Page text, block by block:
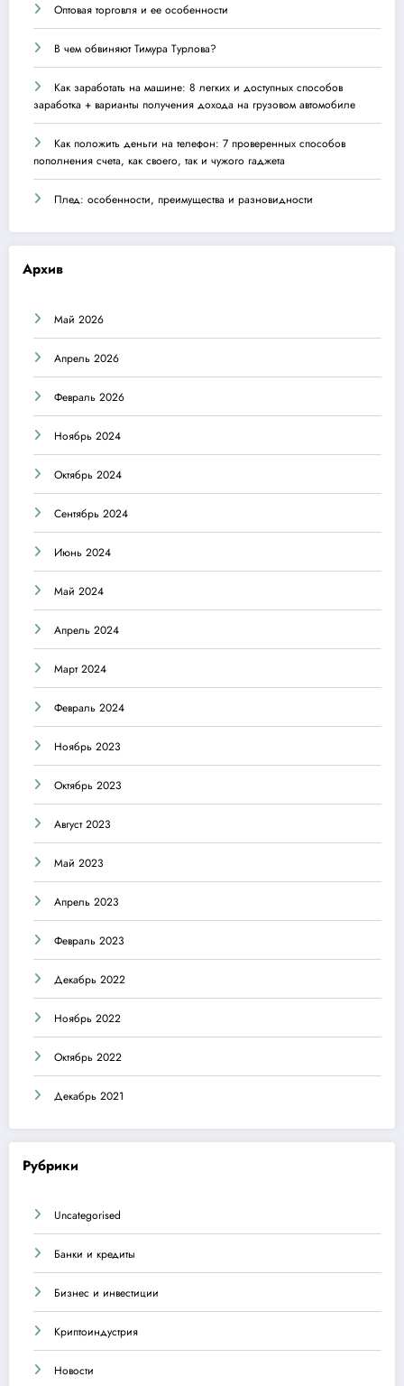
Оптовая торговля и ее особенности
В чем обвиняют Тимура Турлова?
Как заработать на машине: 8 легких и доступных способов
заработка + варианты получения дохода на грузовом автомобиле
Как положить деньги на телефон: 7 проверенных способов
пополнения счета, как своего, так и чужого гаджета
Плед: особенности, преимущества и разновидности
Архив
Май 2026
Апрель 2026
Февраль 2026
Ноябрь 2024
Октябрь 2024
Сентябрь 2024
Июнь 2024
Май 2024
Апрель 2024
Март 2024
Февраль 2024
Ноябрь 2023
Октябрь 2023
Август 2023
Май 2023
Апрель 2023
Февраль 2023
Декабрь 2022
Ноябрь 2022
Октябрь 2022
Декабрь 2021
Рубрики
Uncategorised
Банки и кредиты
Бизнес и инвестиции
Криптоиндустрия
Новости